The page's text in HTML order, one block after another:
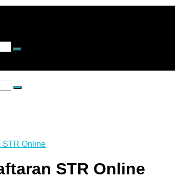
STR Online
STR Online